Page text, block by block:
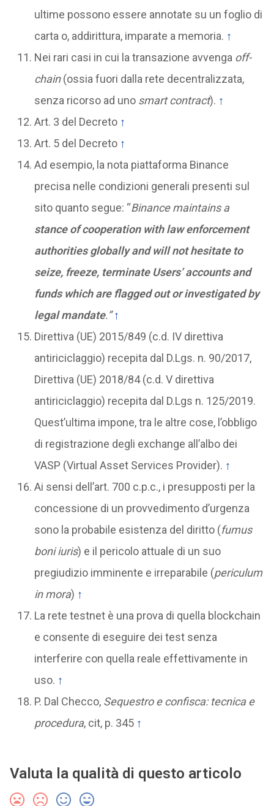
ultime possono essere annotate su un foglio di
carta o, addirittura, imparate a memoria. ↑
Nei rari casi in cui la transazione avvenga off-
chain(ossia fuori dalla rete decentralizzata,
senza ricorso ad uno smart contract). ↑
Art. 3 del Decreto ↑
Art. 5 del Decreto ↑
Ad esempio, la nota piattaforma Binance
precisa nelle condizioni generali presenti sul
sito quanto segue: “Binance maintains a
stance of cooperation with law enforcement
authorities globally and will not hesitate to
seize, freeze, terminate Users’ accounts and
funds which are flagged out or investigated by
legal mandate.” ↑
Direttiva (UE) 2015/849 (c.d. IV direttiva
antiriciclaggio) recepita dal D.Lgs. n. 90/2017,
Direttiva (UE) 2018/84 (c.d. V direttiva
antiriciclaggio) recepita dal D.Lgs n. 125/2019.
Quest’ultima impone, tra le altre cose, l’obbligo
di registrazione degli exchange all’albo dei
VASP (Virtual Asset Services Provider). ↑
Ai sensi dell’art. 700 c.p.c., i presupposti per la
concessione di un provvedimento d’urgenza
sono la probabile esistenza del diritto (fumus
boni iuris) e il pericolo attuale di un suo
pregiudizio imminente e irreparabile (periculum
in mora) ↑
La rete testnet è una prova di quella blockchain
e consente di eseguire dei test senza
interferire con quella reale effettivamente in
uso. ↑
P. Dal Checco, Sequestro e confisca: tecnica e
procedura, cit, p. 345 ↑
Valuta la qualità di questo articolo